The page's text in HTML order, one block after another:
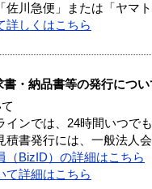
川急便」または「ヤマ
詳しくはこちら
書・納品書等の発行につい
インでは、24時間いつで
書発行には、一般法人
（BizID）の詳細はこちら
て詳細はこちら